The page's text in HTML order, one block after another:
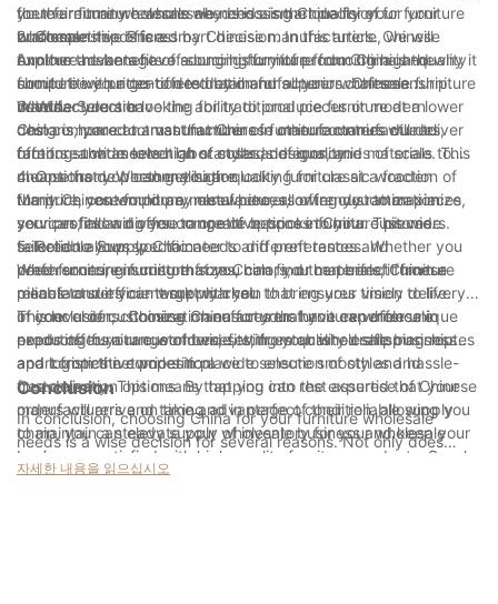
식탁은 가족 모임의 중심이 되는 공간 중 하나입니다. 이 대리석 상
판 식탁은미드센추리 모던 스타일과 현대적인 미니멀리즘의 요소
를 반영한 ​​독특한 미적 감각을 자랑합니다. 부활절 점심이나 저녁 식
사 때면 대리석 식탁에 풍성한 음식이 차려지고, 가족들은 둘러앉아
행복과 감사를 나눕니다.
your furniture wholesale needs is a smart decision for your
business.
there are many reasons why choosing China for your furniture
wholesale needs is a smart decision. In this article, we will
explore the benefits of sourcing furniture from China and why it
should be your go-to destination for all your wholesale furniture
needs.
for their furniture wholesale needs is the quality of
craftsmanship offered by Chinese manufacturers. Chinese
furniture makers have a long history of producing high-quality
furniture with attention to detail and superior craftsmanship.
Whether you are looking for traditional pieces or modern
designs, you can trust that Chinese manufacturers will deliver
furniture that meets high standards of quality.
2. Competitive Prices
Another advantage of sourcing furniture from China is the
competitive prices offered by manufacturers. Chinese
manufacturers have the ability to produce furniture at a lower
cost compared to manufacturers in other countries due to
factors such as lower labor costs and economies of scale. This
means that you can get high-quality furniture at a fraction of
the price you would pay elsewhere, allowing you to maximize
your profits and offer competitive prices to your customers.
3. Wide Selection
China is home to a vast number of furniture manufacturers,
offering a wide selection of styles, designs, and materials to
choose from. Whether you are looking for classic wooden
furniture, contemporary metal pieces, or trendy rattan pieces,
you can find a diverse range of options in China. This wide
selection allows you to cater to different tastes and
preferences, ensuring that you can find the perfect furniture
pieces to suit your target market.
4. Options de personnalisation
Many Chinese furniture manufacturers offer customization
services, allowing you to create bespoke furniture pieces
tailored to your specific needs and preferences. Whether you
need furniture in custom sizes, colors, or materials, Chinese
manufacturers can work with you to bring your vision to life.
This level of customization ensures that you can offer unique
products to your customers, setting your wholesale business
apart from the competition.
5. Reliable Supply Chain
When sourcing furniture from China, you can benefit from a
reliable and efficient supply chain that ensures timely delivery
of your orders. Chinese manufacturers have experience in
exporting furniture worldwide, with established shipping routes
and logistics networks in place to ensure smooth and hassle-
free delivery. This means that you can rest assured that your
orders will arrive on time and in perfect condition, allowing you
to maintain a steady supply of inventory for your wholesale
business.
In conclusion, choosing China for your furniture wholesale
needs offers a range of benefits, from quality craftsmanship
and competitive prices to a wide selection of styles and
customization options. By tapping into the expertise of Chinese
manufacturers and taking advantage of their reliable supply
chain, you can elevate your wholesale business and keep your
customers satisfied with high-quality furniture products. So why
wait? Make China your top destination for sourcing furniture
Conclusion
In conclusion, choosing China for your furniture wholesale
needs is a wise decision for several reasons. Not only does
China offer a vast array of high-quality furniture options at
자세한 내용을 읽으십시오